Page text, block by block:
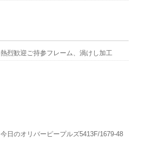
熱烈歓迎ご持参フレーム、渦けし加工
今日のオリバーピープルズ5413F/1679-48